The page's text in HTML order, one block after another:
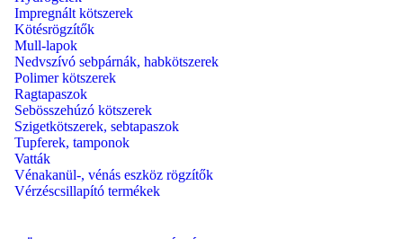
Impregnált kötszerek
Kötésrögzítők
Mull-lapok
Nedvszívó sebpárnák, habkötszerek
Polimer kötszerek
Ragtapaszok
Sebösszehúzó kötszerek
Szigetkötszerek, sebtapaszok
Tupferek, tamponok
Vatták
Vénakanül-, vénás eszköz rögzítők
Vérzéscsillapító termékek